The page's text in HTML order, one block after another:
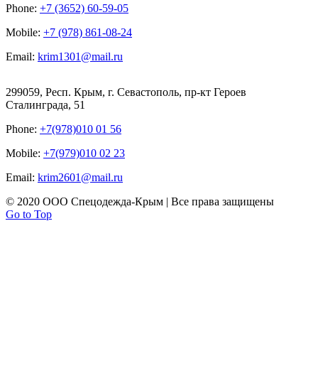
Phone: +7 (3652) 60-59-05
Mobile: +7 (978) 861-08-24
Email: krim1301@mail.ru
299059, Респ. Крым, г. Севастополь, пр-кт Героев
Сталинграда, 51
Phone: +7(978)010 01 56
Mobile: +7(979)010 02 23
Email: krim2601@mail.ru
© 2020 ООО Спецодежда-Крым | Все права защищены
Go to Top